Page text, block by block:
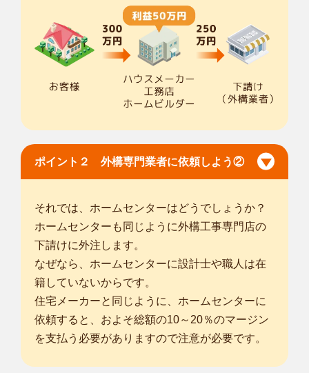
ポイント２ 外構専門業者に依頼しよう②
それでは、ホームセンターはどうでしょうか？
ホームセンターも同じように外構工事専門店の
下請けに外注します。
なぜなら、ホームセンターに設計士や職人は在
籍していないからです。
住宅メーカーと同じように、ホームセンターに
依頼すると、およそ総額の10～20％のマージン
を支払う必要がありますので注意が必要です。